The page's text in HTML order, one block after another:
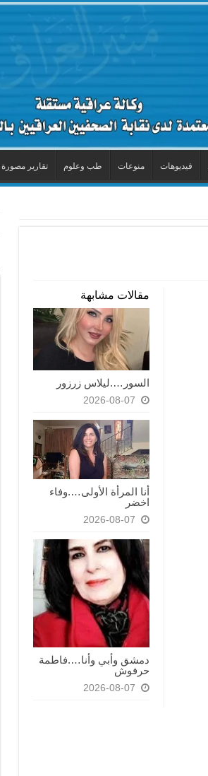
فيديوهات منوعات طب وعلوم تقارير مصورة
مقالات مشابهة
السور….ليلاس زرزور
2026-08-07
أنا المرأة الأولى….وفاء
اخضر
2026-08-07
دمشق وأبي وأنا….فاطمة
حرفوش
2026-08-07